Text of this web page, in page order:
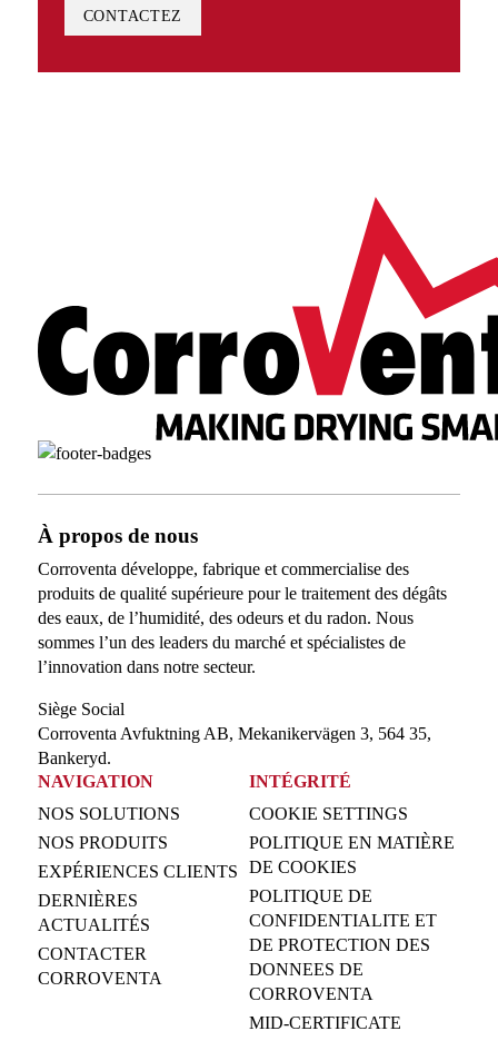
CONTACTEZ
À propos de nous
Corroventa développe, fabrique et commercialise des
produits de qualité supérieure pour le traitement des dégâts
des eaux, de l’humidité, des odeurs et du radon. Nous
sommes l’un des leaders du marché et spécialistes de
l’innovation dans notre secteur.
Siège Social
Corroventa Avfuktning AB, Mekanikervägen 3, 564 35,
Bankeryd.
NAVIGATION
NOS SOLUTIONS
NOS PRODUITS
EXPÉRIENCES CLIENTS
DERNIÈRES
ACTUALITÉS
CONTACTER
CORROVENTA
INTÉGRITÉ
COOKIE SETTINGS
POLITIQUE EN MATIÈRE
DE COOKIES
POLITIQUE DE
CONFIDENTIALITE ET
DE PROTECTION DES
DONNEES DE
CORROVENTA
MID-CERTIFICATE